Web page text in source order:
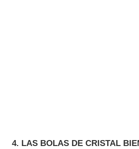
4. LAS BOLAS DE CRISTAL